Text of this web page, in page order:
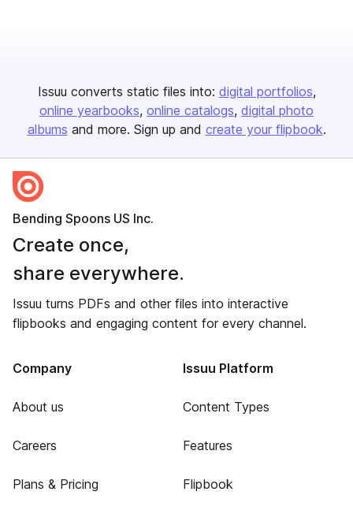
Issuu converts static files into: digital portfolios
online yearbooks online catalogs digital photo
albums and more. Sign up and create your flipbook.
Bending Spoons US Inc.
Create once,
share everywhere.
Issuu turns PDFs and other files into interactive
flipbooks and engaging content for every channel.
Company
About us
Careers
Plans & Pricing
Issuu Platform
Content Types
Features
Flipbook